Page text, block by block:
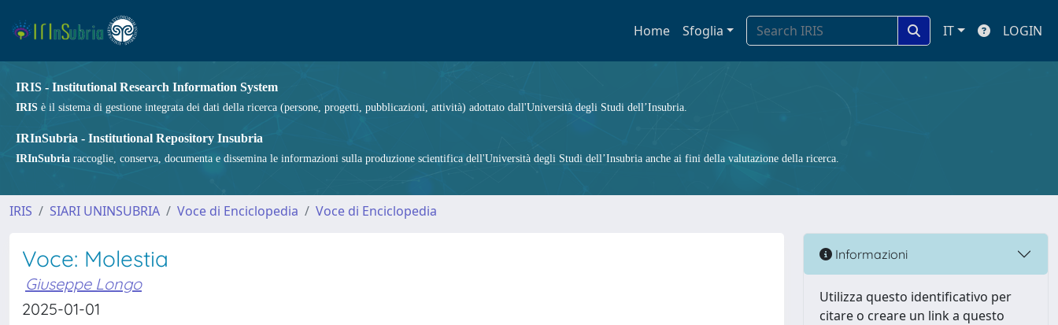
Home Sfoglia IT LOGIN
IRIS - Institutional Research Information System
IRIS è il sistema di gestione integrata dei dati della ricerca (persone, progetti, pubblicazioni, attività) adottato dall'Università degli Studi dell’Insubria.
IRInSubria - Institutional Repository Insubria
IRInSubria raccoglie, conserva, documenta e dissemina le informazioni sulla produzione scientifica dell'Università degli Studi dell’Insubria anche ai fini della valutazione della ricerca.
IRIS SIARI UNINSUBRIA Voce di Enciclopedia Voce di Enciclopedia
Voce: Molestia
Giuseppe Longo
2025-01-01
Informazioni
Utilizza questo identificativo per
citare o creare un link a questo